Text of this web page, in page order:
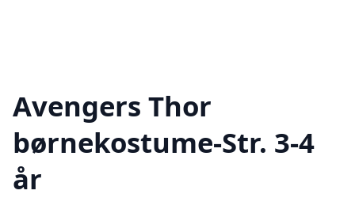
Avengers Thor
børnekostume-Str. 3-4
år